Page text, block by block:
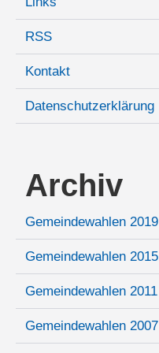
RSS
Kontakt
Datenschutzerklärung
Archiv
Gemeindewahlen 2019
Gemeindewahlen 2015
Gemeindewahlen 2011
Gemeindewahlen 2007